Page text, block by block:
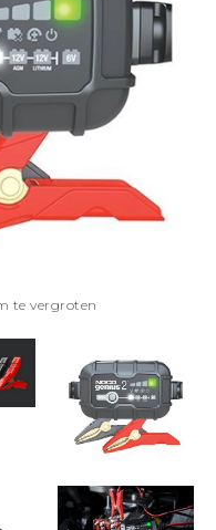
te vergroten